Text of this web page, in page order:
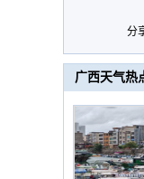
分
广西天气热